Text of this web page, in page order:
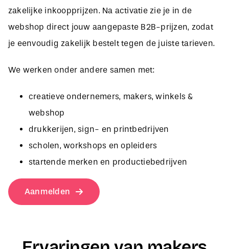
webshop direct jouw aangepaste B2B-prijzen, zodat
je eenvoudig zakelijk bestelt tegen de juiste tarieven.
We werken onder andere samen met:
creatieve ondernemers, makers, winkels &
webshop
drukkerijen, sign- en printbedrijven
scholen, workshops en opleiders
startende merken en productiebedrijven